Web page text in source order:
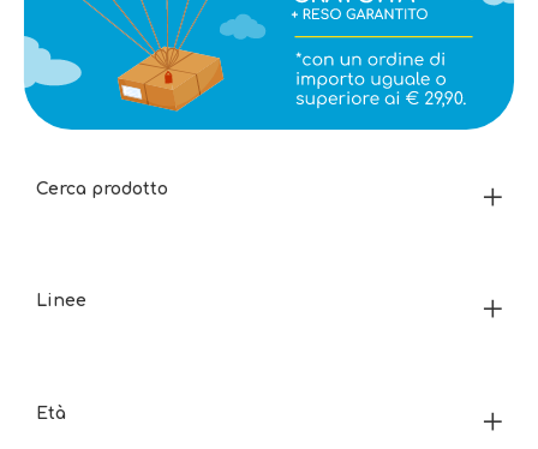
Cerca prodotto
Linee
Età